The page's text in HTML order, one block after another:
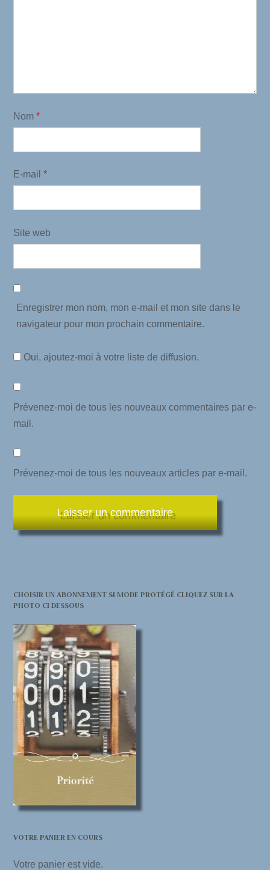
Nom *
E-mail *
Site web
Enregistrer mon nom, mon e-mail et mon site dans le
navigateur pour mon prochain commentaire.
Oui, ajoutez-moi à votre liste de diffusion.
Prévenez-moi de tous les nouveaux commentaires par e-
mail.
Prévenez-moi de tous les nouveaux articles par e-mail.
CHOISIR UN ABONNEMENT SI MODE PROTÉGÉ CLIQUEZ SUR LA
PHOTO CI DESSOUS
VOTRE PANIER EN COURS
Votre panier est vide.